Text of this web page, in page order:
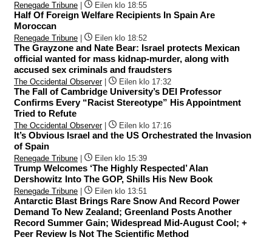
Renegade Tribune Eilen klo 18:55
Half Of Foreign Welfare Recipients In Spain Are
Moroccan
Renegade Tribune Eilen klo 18:52
The Grayzone and Nate Bear: Israel protects Mexican
official wanted for mass kidnap-murder, along with
accused sex criminals and fraudsters
The Occidental Observer| Eilen klo 17:32
The Fall of Cambridge University’s DEI Professor
Confirms Every “Racist Stereotype” His Appointment
Tried to Refute
The Occidental Observer| Eilen klo 17:16
It’s Obvious Israel and the US Orchestrated the Invasion
of Spain
Renegade Tribune Eilen klo 15:39
Trump Welcomes ‘The Highly Respected’ Alan
Dershowitz Into The GOP, Shills His New Book
Renegade Tribune Eilen klo 13:51
Antarctic Blast Brings Rare Snow And Record Power
Demand To New Zealand; Greenland Posts Another
Record Summer Gain; Widespread Mid-August Cool; +
Peer Review Is Not The Scientific Method